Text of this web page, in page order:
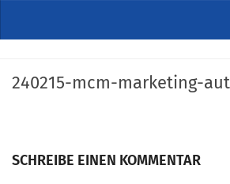
Kommende Veranstaltungen
STUDIO
240215-mcm-marketing-
SCHREIBE EINEN KOMMENTAR